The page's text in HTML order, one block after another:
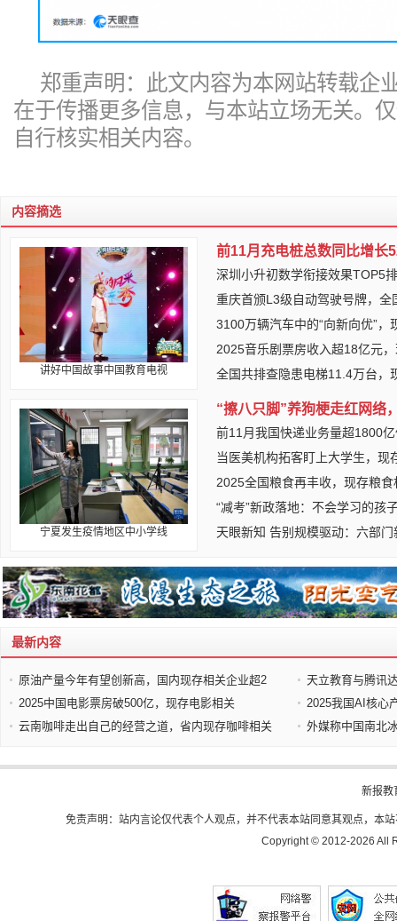
郑重声明：此文内容为本网站转载企
在于传播更多信息，与本站立场无关。
自行核实相关内容。
内容摘选
讲好中国故事中国教育电视
宁夏发生疫情地区中小学线
前11月充电桩总数同比增长
深圳小升初数学衔接效果TOP5
重庆首颁L3级自动驾驶号牌，全
3100万辆汽车中的“向新向优”，
2025音乐剧票房收入超18亿元
全国共排查隐患电梯11.4万台，
“擦八只脚”养狗梗走红网络
前11月我国快递业务量超1800
当医美机构拓客盯上大学生，现
2025全国粮食再丰收，现存粮
“减考”新政落地：不会学习的孩
天眼新知 告别规模驱动：六部
最新内容
原油产量今年有望创新高，国内现存相关企业超2
天立教育与腾讯
2025中国电影票房破500亿，现存电影相关
2025我国AI核心
云南咖啡走出自己的经营之道，省内现存咖啡相关
外媒称中国南北
新报教
免责声明：站内言论仅代表个人观点，并不代表本站同意其观点，本
Copyright © 2012-2026 All